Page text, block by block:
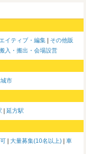
イティブ・編集
その他販
入・搬出・会場設営
市
延方駅
大量募集(10名以上)
車